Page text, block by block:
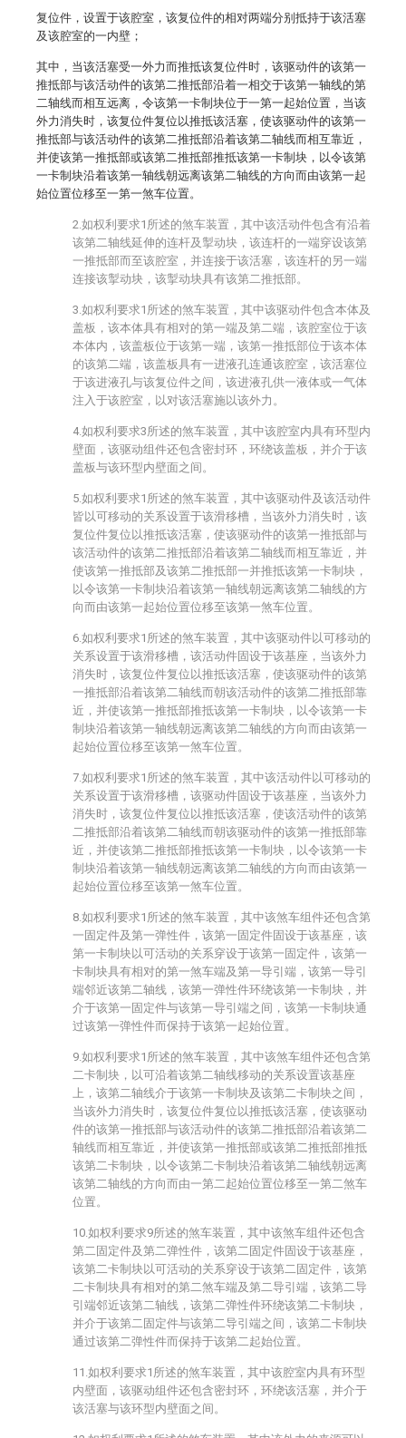
复位件，设置于该腔室，该复位件的相对两端分别抵持于该活塞
及该腔室的一内壁；
其中，当该活塞受一外力而推抵该复位件时，该驱动件的该第一
推抵部与该活动件的该第二推抵部沿着一相交于该第一轴线的第
二轴线而相互远离，令该第一卡制块位于一第一起始位置，当该
外力消失时，该复位件复位以推抵该活塞，使该驱动件的该第一
推抵部与该活动件的该第二推抵部沿着该第二轴线而相互靠近，
并使该第一推抵部或该第二推抵部推抵该第一卡制块，以令该第
一卡制块沿着该第一轴线朝远离该第二轴线的方向而由该第一起
始位置位移至一第一煞车位置。
2.如权利要求1所述的煞车装置，其中该活动件包含有沿着
该第二轴线延伸的连杆及掣动块，该连杆的一端穿设该第
一推抵部而至该腔室，并连接于该活塞，该连杆的另一端
连接该掣动块，该掣动块具有该第二推抵部。
3.如权利要求1所述的煞车装置，其中该驱动件包含本体及
盖板，该本体具有相对的第一端及第二端，该腔室位于该
本体内，该盖板位于该第一端，该第一推抵部位于该本体
的该第二端，该盖板具有一进液孔连通该腔室，该活塞位
于该进液孔与该复位件之间，该进液孔供一液体或一气体
注入于该腔室，以对该活塞施以该外力。
4.如权利要求3所述的煞车装置，其中该腔室内具有环型内
壁面，该驱动组件还包含密封环，环绕该盖板，并介于该
盖板与该环型内壁面之间。
5.如权利要求1所述的煞车装置，其中该驱动件及该活动件
皆以可移动的关系设置于该滑移槽，当该外力消失时，该
复位件复位以推抵该活塞，使该驱动件的该第一推抵部与
该活动件的该第二推抵部沿着该第二轴线而相互靠近，并
使该第一推抵部及该第二推抵部一并推抵该第一卡制块，
以令该第一卡制块沿着该第一轴线朝远离该第二轴线的方
向而由该第一起始位置位移至该第一煞车位置。
6.如权利要求1所述的煞车装置，其中该驱动件以可移动的
关系设置于该滑移槽，该活动件固设于该基座，当该外力
消失时，该复位件复位以推抵该活塞，使该驱动件的该第
一推抵部沿着该第二轴线而朝该活动件的该第二推抵部靠
近，并使该第一推抵部推抵该第一卡制块，以令该第一卡
制块沿着该第一轴线朝远离该第二轴线的方向而由该第一
起始位置位移至该第一煞车位置。
7.如权利要求1所述的煞车装置，其中该活动件以可移动的
关系设置于该滑移槽，该驱动件固设于该基座，当该外力
消失时，该复位件复位以推抵该活塞，使该活动件的该第
二推抵部沿着该第二轴线而朝该驱动件的该第一推抵部靠
近，并使该第二推抵部推抵该第一卡制块，以令该第一卡
制块沿着该第一轴线朝远离该第二轴线的方向而由该第一
起始位置位移至该第一煞车位置。
8.如权利要求1所述的煞车装置，其中该煞车组件还包含第
一固定件及第一弹性件，该第一固定件固设于该基座，该
第一卡制块以可活动的关系穿设于该第一固定件，该第一
卡制块具有相对的第一煞车端及第一导引端，该第一导引
端邻近该第二轴线，该第一弹性件环绕该第一卡制块，并
介于该第一固定件与该第一导引端之间，该第一卡制块通
过该第一弹性件而保持于该第一起始位置。
9.如权利要求1所述的煞车装置，其中该煞车组件还包含第
二卡制块，以可沿着该第二轴线移动的关系设置该基座
上，该第二轴线介于该第一卡制块及该第二卡制块之间，
当该外力消失时，该复位件复位以推抵该活塞，使该驱动
件的该第一推抵部与该活动件的该第二推抵部沿着该第二
轴线而相互靠近，并使该第一推抵部或该第二推抵部推抵
该第二卡制块，以令该第二卡制块沿着该第二轴线朝远离
该第二轴线的方向而由一第二起始位置位移至一第二煞车
位置。
10.如权利要求9所述的煞车装置，其中该煞车组件还包含
第二固定件及第二弹性件，该第二固定件固设于该基座，
该第二卡制块以可活动的关系穿设于该第二固定件，该第
二卡制块具有相对的第二煞车端及第二导引端，该第二导
引端邻近该第二轴线，该第二弹性件环绕该第二卡制块，
并介于该第二固定件与该第二导引端之间，该第二卡制块
通过该第二弹性件而保持于该第二起始位置。
11.如权利要求1所述的煞车装置，其中该腔室内具有环型
内壁面，该驱动组件还包含密封环，环绕该活塞，并介于
该活塞与该环型内壁面之间。